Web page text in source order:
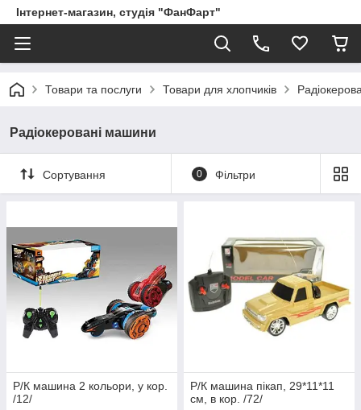
Інтернет-магазин, студія "ФанФарт"
Товари та послуги Товари для хлопчиків
Радіокеровані машини
Сортування 0 Фільтри
Р/К машина 2 кольори, у кор.
/12/
Р/К машина пікап, 29*11*11
см, в кор. /72/